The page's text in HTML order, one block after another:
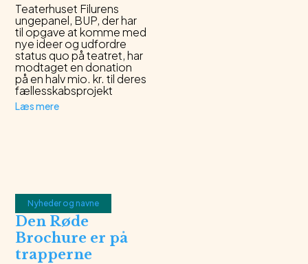
Teaterhuset Filurens
ungepanel, BUP, der har
til opgave at komme med
nye ideer og udfordre
status quo på teatret, har
modtaget en donation
på en halv mio. kr. til deres
fællesskabsprojekt
Læs mere
Nyheder og navne
Den Røde
Brochure er på
trapperne